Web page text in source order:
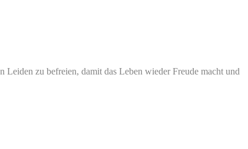
zu befreien, damit das Leben wieder Freude macht und